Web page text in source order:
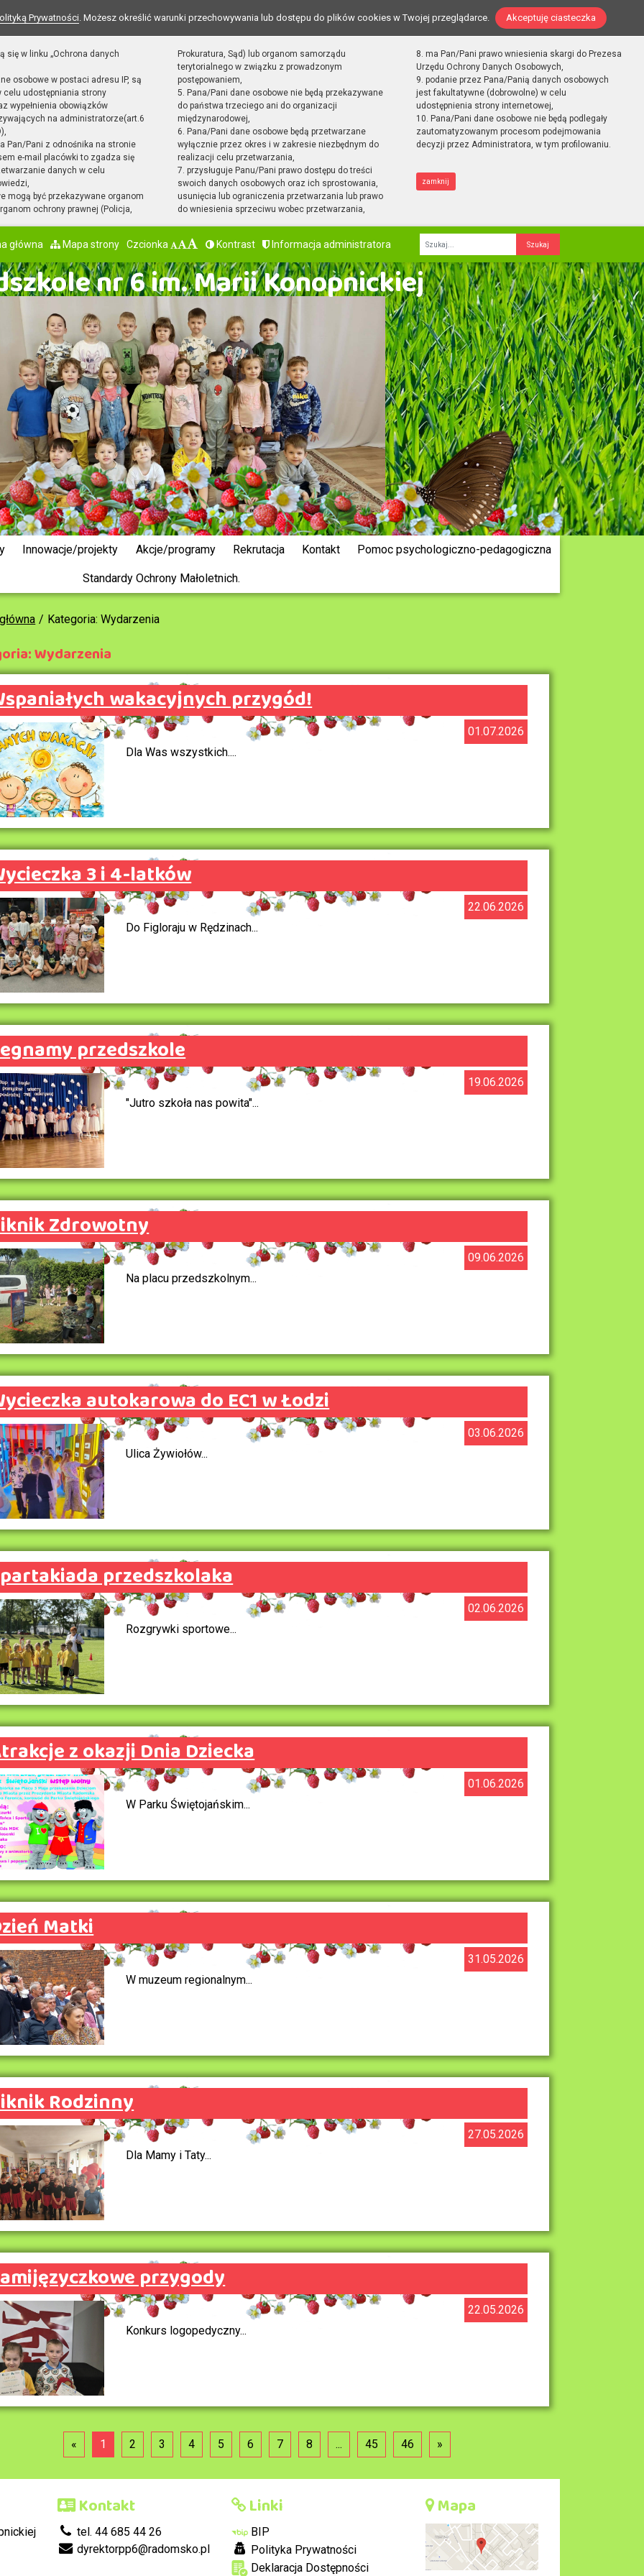
Prywatności. Możesz określić warunki przechowywania lub dostępu do plików cookies w Twojej przeglądarce. Akceptuję ciasteczka
się w linku „Ochrona danych
osobowe w postaci adresu IP, są
celu udostępniania strony
wypełnienia obowiązków
na administratorze(art.6
Pan/Pani z odnośnika na stronie
e-mail placówki to zgadza się
danych w celu
mogą być przekazywane organom
ochrony prawnej (Policja,
Prokuratura, Sąd) lub organom samorządu
terytorialnego w związku z prowadzonym
postępowaniem,
5. Pana/Pani dane osobowe nie będą przekazywane
do państwa trzeciego ani do organizacji
międzynarodowej,
6. Pana/Pani dane osobowe będą przetwarzane
wyłącznie przez okres i w zakresie niezbędnym do
realizacji celu przetwarzania,
7. przysługuje Panu/Pani prawo dostępu do treści
swoich danych osobowych oraz ich sprostowania,
usunięcia lub ograniczenia przetwarzania lub prawo
do wniesienia sprzeciwu wobec przetwarzania,
8. ma Pan/Pani prawo wniesienia skargi do Prezesa
Urzędu Ochrony Danych Osobowych,
9. podanie przez Pana/Panią danych osobowych
jest fakultatywne (dobrowolne) w celu
udostępnienia strony internetowej,
10. Pana/Pani dane osobowe nie będą podlegały
zautomatyzowanym procesom podejmowania
decyzji przez Administratora, w tym profilowaniu.
zamknij
główna Mapa strony Czcionka Kontrast Informacja administratora
Fraza
nr 6 im. Marii Konopnickiej
Innowacje/projekty Akcje/programy Rekrutacja Kontakt Pomoc psychologiczno-pedagogiczna
Standardy Ochrony Małoletnich.
Kategoria: Wydarzenia
Wydarzenia
wakacyjnych przygód!
01.07.2026
Dla Was wszystkich....
3 i 4-latków
22.06.2026
Do Figloraju w Rędzinach...
przedszkole
19.06.2026
"Jutro szkoła nas powita"...
Zdrowotny
09.06.2026
Na placu przedszkolnym...
autokarowa do EC1 w Łodzi
03.06.2026
Ulica Żywiołów...
przedszkolaka
02.06.2026
Rozgrywki sportowe...
z okazji Dnia Dziecka
01.06.2026
W Parku Świętojańskim...
Matki
31.05.2026
W muzeum regionalnym...
Rodzinny
27.05.2026
Dla Mamy i Taty...
przygody
22.05.2026
Konkurs logopedyczny...
« 1 2 3 4 5 6 7 8 ... 45 46 »
Kontakt
tel. 44 685 44 26
dyrektorpp6@radomsko.pl
Linki
BIP
Polityka Prywatności
Deklaracja Dostępności
Mapa